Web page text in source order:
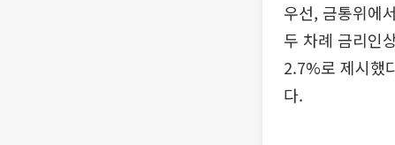
우선, 금통위에
두 차례 금리인
2.7%로 제시했
다.